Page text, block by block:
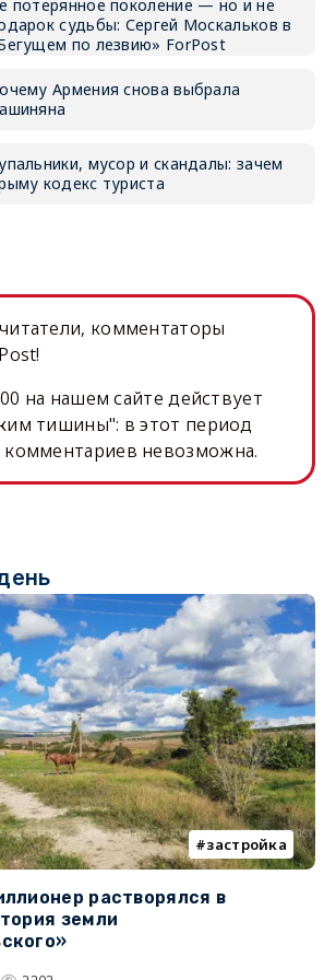
потерянное поколение — но и не
судьбы: Сергей Москальков в
по лезвию» ForPost
Армения снова выбрала
мусор и скандалы: зачем
кодекс туриста
комментаторы
на нашем сайте действует
тишины": в этот период
комментариев невозможна.
застройка
растворялся в
земли